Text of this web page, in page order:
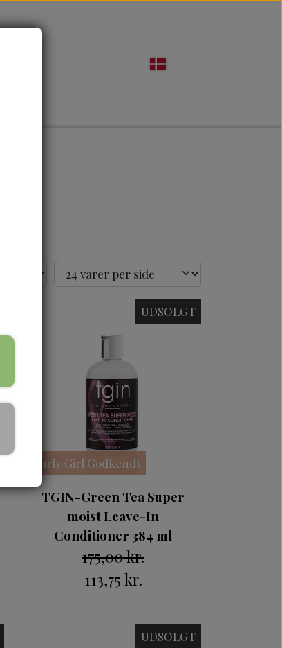
UDSOLGT
Curly Girl Godkendt
TGIN-Green Tea Super
moist Leave-In
Conditioner 384 ml
175,00 kr.
113,75 kr.
UDSOLGT